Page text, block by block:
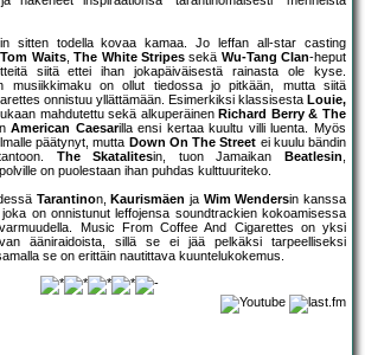
sitten todella kovaa kamaa. Jo leffan all-star casting
Tom Waits,The White Stripessekä Wu-Tang Clan-heput
siitä ettei ihan jokapäiväisestä rainasta ole kyse.
musiikkimaku on ollut tiedossa jo pitkään, mutta siitä
onnistuu yllättämään. Esimerkiksi klassisesta Louie,
mahdutettu sekä alkuperäinen Richard Berry & The
American Caesarilla ensi kertaa kuultu villi luenta. Myös
päätynyt, mutta Down On The Street ei kuulu bändin
The Skatalitesin, tuon Jamaikan Beatlesin,
on puolestaan ihan puhdas kulttuuriteko.
Tarantinon, Kaurismäen ja Wim Wendersin kanssa
on onnistunut leffojensa soundtrackien kokoamisessa
Music From Coffee And Cigarettes on yksi
ääniraidoista, sillä se ei jää pelkäksi tarpeelliseksi
se on erittäin nautittava kuuntelukokemus.